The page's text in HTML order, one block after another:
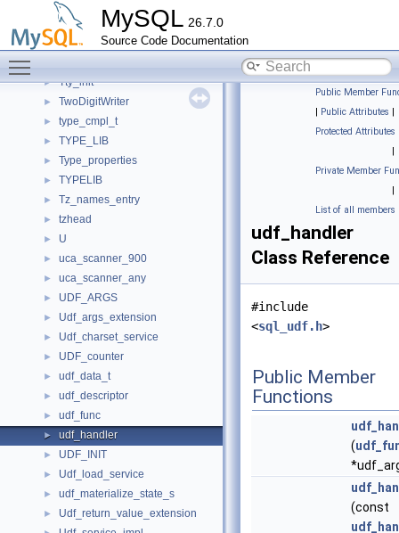
MySQL 26.7.0
Source Code Documentation
Tsid_map
TTASEventMutex
► ttinfo
► Tty_init
► TwoDigitWriter
► type_cmpl_t
► TYPE_LIB
► Type_properties
► TYPELIB
► Tz_names_entry
► tzhead
► U
► uca_scanner_900
► uca_scanner_any
► UDF_ARGS
► Udf_args_extension
► Udf_charset_service
► UDF_counter
► udf_data_t
► udf_descriptor
► udf_func
► udf_handler
► UDF_INIT
► Udf_load_service
► udf_materialize_state_s
► Udf_return_value_extension
Public Member
| Public Attributes |
Protected Attributes
|
Private Member
|
List of all members
udf_handler
Class Reference
#include
<sql_udf.h>
Public Member
Functions
(
(const